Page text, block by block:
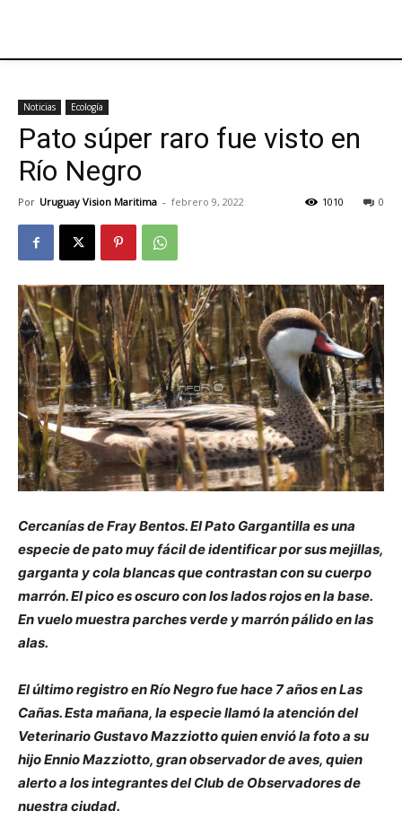
Noticias Ecología
Pato súper raro fue visto en
Río Negro
Por Uruguay Vision Maritima - febrero 9, 2022 0
1010
Cercanías de Fray Bentos. El Pato Gargantilla es una
especie de pato muy fácil de identificar por sus mejillas,
garganta y cola blancas que contrastan con su cuerpo
marrón. El pico es oscuro con los lados rojos en la base.
En vuelo muestra parches verde y marrón pálido en las
alas.
El último registro en Río Negro fue hace 7 años en Las
Cañas. Esta mañana, la especie llamó la atención del
Veterinario Gustavo Mazziotto quien envió la foto a su
hijo Ennio Mazziotto, gran observador de aves, quien
alerto a los integrantes del Club de Observadores de
nuestra ciudad.